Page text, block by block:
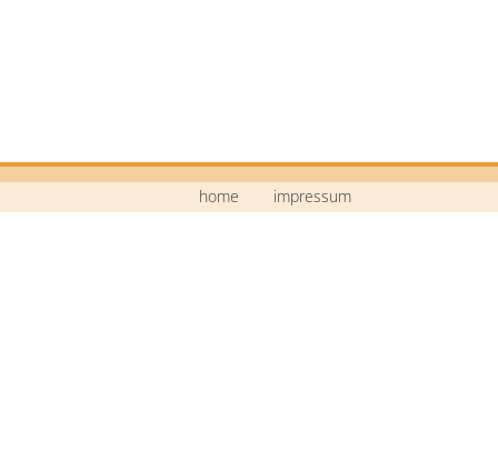
home impressum